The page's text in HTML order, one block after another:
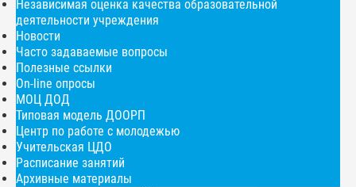
Независимая оценка качества образовательной
деятельности учреждения
Новости
Часто задаваемые вопросы
Полезные ссылки
On-line опросы
МОЦ ДОД
Типовая модель ДООРП
Центр по работе с молодежью
Учительская ЦДО
Расписание занятий
Архивные материалы